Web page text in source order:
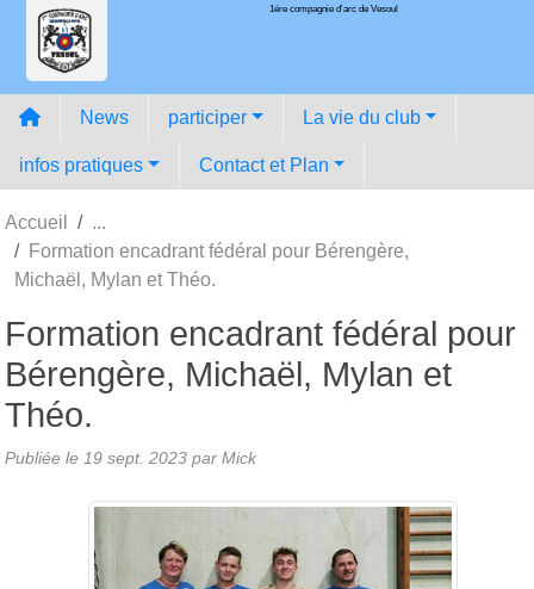
1ére compagnie d'arc de Vesoul
News participer La vie du club
infos pratiques Contact et Plan
Accueil
Formation encadrant fédéral pour Bérengère,
Michaël, Mylan et Théo.
Formation encadrant fédéral pour
Bérengère, Michaël, Mylan et
Théo.
Publiée le 19 sept. 2023 par Mick
Panneau de gestion des cookies